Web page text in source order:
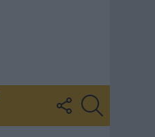
FOLLOW
US